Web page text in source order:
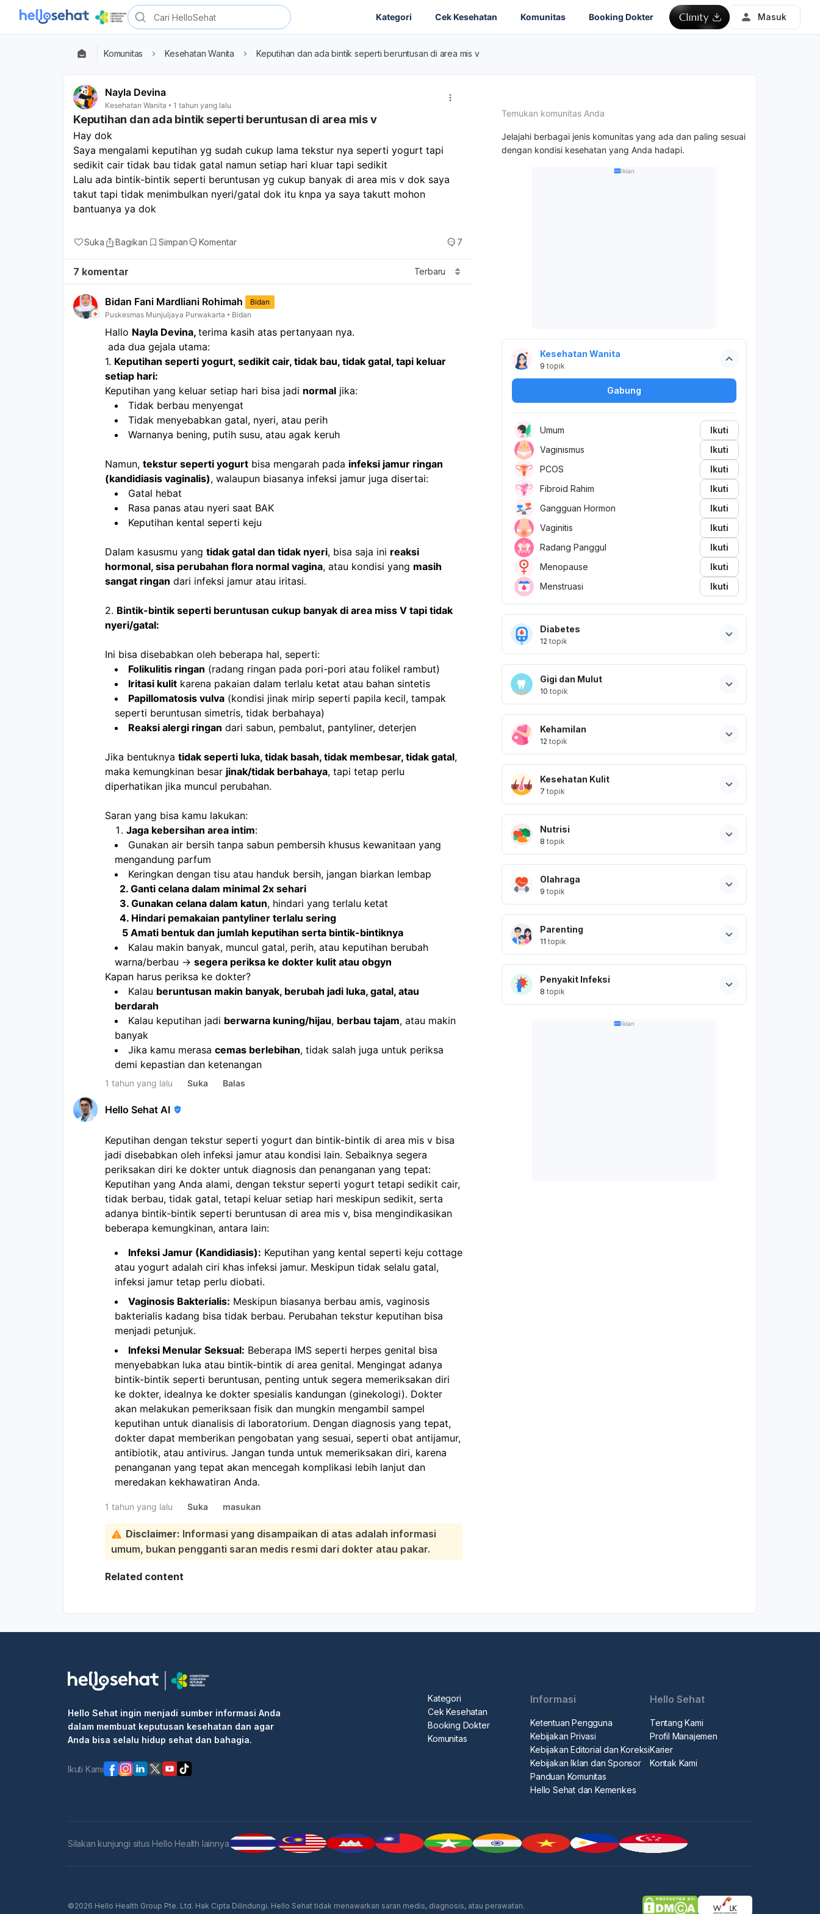
Kategori Cek Kesehatan Komunitas Booking Dokter Masuk
Komunitas Kesehatan Wanita Keputihan dan ada bintik seperti beruntusan di area mis v
Nayla Devina
Kesehatan Wanita 1 tahun yang lalu
Keputihan dan ada bintik seperti beruntusan di area mis v
Hay dok
Saya mengalami keputihan yg sudah cukup lama tekstur nya seperti yogurt tapi
sedikit cair tidak bau tidak gatal namun setiap hari kluar tapi sedikit
Lalu ada bintik-bintik seperti beruntusan yg cukup banyak di area mis v dok saya
takut tapi tidak menimbulkan nyeri/gatal dok itu knpa ya saya takutt mohon
bantuanya ya dok
Suka Bagikan Simpan Komentar 7
7 komentar Terbaru
Bidan Fani Mardliani Rohimah
Bidan
Puskesmas Munjuljaya Purwakarta
Bidan
Hallo Nayla Devina, terima kasih atas pertanyaan nya.
ada dua gejala utama:
1. Keputihan seperti yogurt, sedikit cair, tidak bau, tidak gatal, tapi keluar
setiap hari:
Keputihan yang keluar setiap hari bisa jadi normal jika:
Tidak berbau menyengat
Tidak menyebabkan gatal, nyeri, atau perih
Warnanya bening, putih susu, atau agak keruh
Namun, tekstur seperti yogurt bisa mengarah pada infeksi jamur ringan
(kandidiasis vaginalis), walaupun biasanya infeksi jamur juga disertai:
Gatal hebat
Rasa panas atau nyeri saat BAK
Keputihan kental seperti keju
Dalam kasusmu yang tidak gatal dan tidak nyeri, bisa saja ini reaksi
hormonal, sisa perubahan flora normal vagina, atau kondisi yang masih
sangat ringan dari infeksi jamur atau iritasi.
2. Bintik-bintik seperti beruntusan cukup banyak di area miss V tapi tidak
nyeri/gatal:
Ini bisa disebabkan oleh beberapa hal, seperti:
Folikulitis ringan (radang ringan pada pori-pori atau folikel rambut)
Iritasi kulit karena pakaian dalam terlalu ketat atau bahan sintetis
Papillomatosis vulva (kondisi jinak mirip seperti papila kecil, tampak
seperti beruntusan simetris, tidak berbahaya)
Reaksi alergi ringan dari sabun, pembalut, pantyliner, deterjen
Jika bentuknya tidak seperti luka, tidak basah, tidak membesar, tidak gatal,
maka kemungkinan besar jinak/tidak berbahaya, tapi tetap perlu
diperhatikan jika muncul perubahan.
Saran yang bisa kamu lakukan:
Jaga kebersihan area intim:
Gunakan air bersih tanpa sabun pembersih khusus kewanitaan yang
mengandung parfum
Keringkan dengan tisu atau handuk bersih, jangan biarkan lembap
      2. Ganti celana dalam minimal 2x sehari
      3. Gunakan celana dalam katun
, hindari yang terlalu ketat
      4. Hindari pemakaian pantyliner terlalu sering
       5 Amati bentuk dan jumlah keputihan serta bintik-bintiknya
Kalau makin banyak, muncul gatal, perih, atau keputihan berubah
warna/berbau → segera periksa ke dokter kulit atau obgyn
Kapan harus periksa ke dokter?
Kalau beruntusan makin banyak, berubah jadi luka, gatal, atau
berdarah
Kalau keputihan jadi berwarna kuning/hijau, berbau tajam, atau makin
banyak
Jika kamu merasa cemas berlebihan, tidak salah juga untuk periksa
demi kepastian dan ketenangan
1 tahun yang lalu Suka Balas
Hello Sehat AI
Keputihan dengan tekstur seperti yogurt dan bintik-bintik di area mis v bisa
jadi disebabkan oleh infeksi jamur atau kondisi lain. Sebaiknya segera
periksakan diri ke dokter untuk diagnosis dan penanganan yang tepat:
Keputihan yang Anda alami, dengan tekstur seperti yogurt tetapi sedikit cair,
tidak berbau, tidak gatal, tetapi keluar setiap hari meskipun sedikit, serta
adanya bintik-bintik seperti beruntusan di area mis v, bisa mengindikasikan
beberapa kemungkinan, antara lain:
Infeksi Jamur (Kandidiasis): Keputihan yang kental seperti keju cottage
atau yogurt adalah ciri khas infeksi jamur. Meskipun tidak selalu gatal,
infeksi jamur tetap perlu diobati.
Vaginosis Bakterialis: Meskipun biasanya berbau amis, vaginosis
bakterialis kadang bisa tidak berbau. Perubahan tekstur keputihan bisa
menjadi petunjuk.
Infeksi Menular Seksual: Beberapa IMS seperti herpes genital bisa
menyebabkan luka atau bintik-bintik di area genital. Mengingat adanya
bintik-bintik seperti beruntusan, penting untuk segera memeriksakan diri
ke dokter, idealnya ke dokter spesialis kandungan (ginekologi). Dokter
akan melakukan pemeriksaan fisik dan mungkin mengambil sampel
keputihan untuk dianalisis di laboratorium. Dengan diagnosis yang tepat,
dokter dapat memberikan pengobatan yang sesuai, seperti obat antijamur,
antibiotik, atau antivirus. Jangan tunda untuk memeriksakan diri, karena
penanganan yang tepat akan mencegah komplikasi lebih lanjut dan
meredakan kekhawatiran Anda.
1 tahun yang lalu Suka masukan
Disclaimer: Informasi yang disampaikan di atas adalah informasi
umum, bukan pengganti saran medis resmi dari dokter atau pakar.
Related content
Temukan komunitas Anda
Jelajahi berbagai jenis komunitas yang ada dan paling sesuai
dengan kondisi kesehatan yang Anda hadapi.
Iklan
Kesehatan Wanita
9 topik
Gabung
Umum
Ikuti
Vaginismus
Ikuti
PCOS
Ikuti
Fibroid Rahim
Ikuti
Gangguan Hormon
Ikuti
Vaginitis
Ikuti
Radang Panggul
Ikuti
Menopause
Ikuti
Menstruasi
Ikuti
Diabetes
12 topik
Gigi dan Mulut
10 topik
Kehamilan
12 topik
Kesehatan Kulit
7 topik
Nutrisi
8 topik
Olahraga
9 topik
Parenting
11 topik
Penyakit Infeksi
8 topik
Iklan
Hello Sehat ingin menjadi sumber informasi Anda
dalam membuat keputusan kesehatan dan agar
Anda bisa selalu hidup sehat dan bahagia.
Ikuti Kami
Kategori
Cek Kesehatan
Booking Dokter
Komunitas
Informasi
Ketentuan Pengguna
Kebijakan Privasi
Kebijakan Editorial dan Koreksi
Kebijakan Iklan dan Sponsor
Panduan Komunitas
Hello Sehat dan Kemenkes
Hello Sehat
Tentang Kami
Profil Manajemen
Karier
Kontak Kami
Silakan kunjungi situs Hello Health lainnya
©2026 Hello Health Group Pte. Ltd. Hak Cipta Dilindungi. Hello Sehat tidak menawarkan saran medis, diagnosis, atau perawatan.